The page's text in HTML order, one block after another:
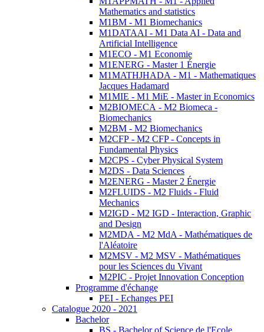
Mathematics and statistics
M1BM - M1 Biomechanics
M1DATAAI - M1 Data AI - Data and
Artificial Intelligence
M1ECO - M1 Economie
M1ENERG - Master 1 Énergie
M1MATHJHADA - M1 - Mathematiques
Jacques Hadamard
M1MIE - M1 MiE - Master in Economics
M2BIOMECA - M2 Biomeca -
Biomechanics
M2BM - M2 Biomechanics
M2CFP - M2 CFP - Concepts in
Fundamental Physics
M2CPS - Cyber Physical System
M2DS - Data Sciences
M2ENERG - Master 2 Énergie
M2FLUIDS - M2 Fluids - Fluid
Mechanics
M2IGD - M2 IGD - Interaction, Graphic
and Design
M2MDA - M2 MdA - Mathématiques de
l'Aléatoire
M2MSV - M2 MSV - Mathématiques
pour les Sciences du Vivant
M2PIC - Projet Innovation Conception
Programme d'échange
PEI - Echanges PEI
Catalogue 2020 - 2021
Bachelor
BS - Bachelor of Science de l'Ecole